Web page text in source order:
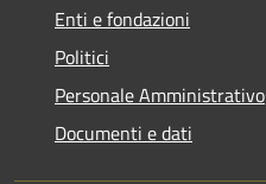
Enti e fondazioni
Politici
Personale Amministrativo
Documenti e dati